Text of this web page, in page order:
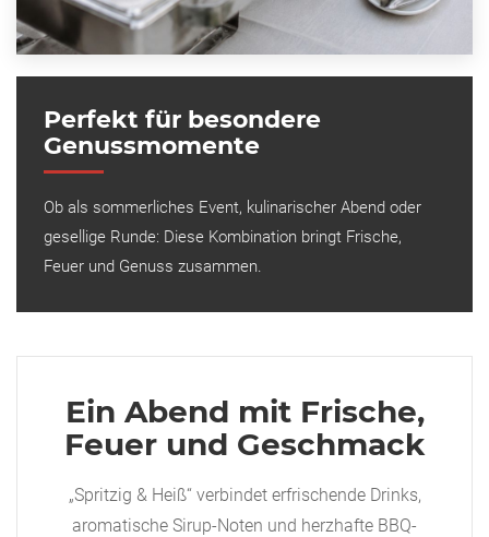
Perfekt für besondere
Genussmomente
Ob als sommerliches Event, kulinarischer Abend oder
gesellige Runde: Diese Kombination bringt Frische,
Feuer und Genuss zusammen.
Ein Abend mit Frische,
Feuer und Geschmack
„Spritzig & Heiß“ verbindet erfrischende Drinks,
aromatische Sirup-Noten und herzhafte BBQ-